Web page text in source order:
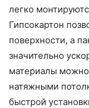
легко
Гипсокартон
поверхности, а
значительно
материалы можно
натяжными
быстрой